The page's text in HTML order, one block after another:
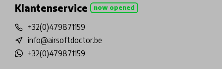
Klantenservice now opened
+32(0)479871159
info@airsoftdoctor.be
+32(0)479871159